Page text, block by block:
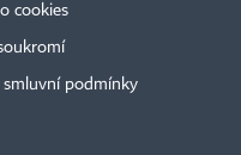
cookies
smluvní podmínky